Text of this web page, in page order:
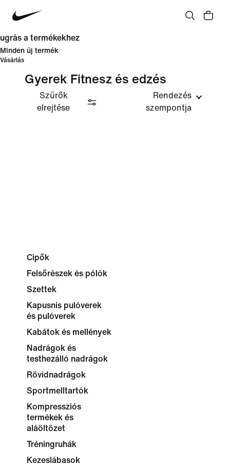
ugrás a termékekhez
Minden új termék
Vásárlás
Gyerek Fitnesz és edzés
Szűrők
elrejtése
Rendezés
szempontja
Cipők
Felsőrészek és pólók
Szettek
Kapusnis pulóverek
és pulóverek
Kabátok és mellények
Nadrágok és
testhezálló nadrágok
Rövidnadrágok
Sportmelltartók
Kompressziós
termékek és
aláöltözet
Tréningruhák
Kezeslábasok